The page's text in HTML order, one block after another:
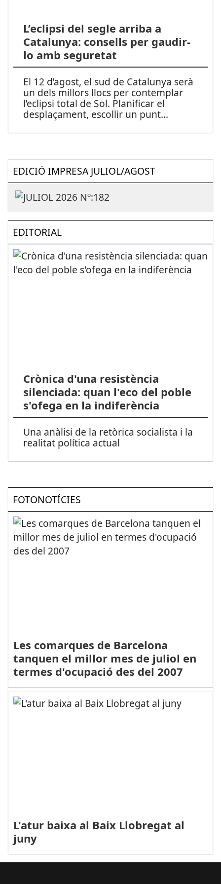
L’eclipsi del segle arriba a
Catalunya: consells per gaudir-
lo amb seguretat
El 12 d’agost, el sud de Catalunya serà
un dels millors llocs per contemplar
l’eclipsi total de Sol. Planificar el
desplaçament, escollir un punt...
EDICIÓ IMPRESA JULIOL/AGOST
EDITORIAL
Crònica d'una resistència
silenciada: quan l'eco del poble
s'ofega en la indiferència
Una anàlisi de la retòrica socialista i la
realitat política actual
FOTONOTÍCIES
Les comarques de Barcelona
tanquen el millor mes de juliol en
termes d'ocupació des del 2007
L'atur baixa al Baix Llobregat al
juny